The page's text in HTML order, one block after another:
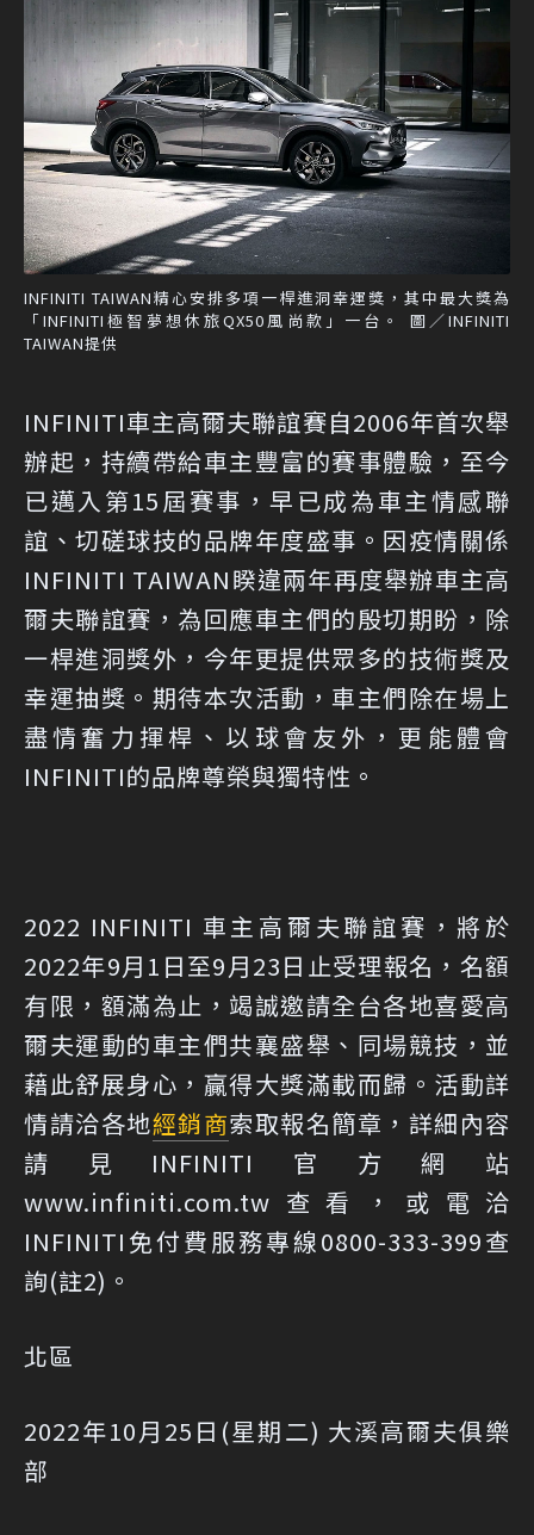
INFINITI TAIWAN精心安排多項一桿進洞幸運獎，其中最大獎為
「INFINITI極智夢想休旅QX50風尚款」一台。 圖／INFINITI
TAIWAN提供
INFINITI車主高爾夫聯誼賽自2006年首次舉
辦起，持續帶給車主豐富的賽事體驗，至今
已邁入第15屆賽事，早已成為車主情感聯
誼、切磋球技的品牌年度盛事。因疫情關係
INFINITI TAIWAN睽違兩年再度舉辦車主高
爾夫聯誼賽，為回應車主們的殷切期盼，除
一桿進洞獎外，今年更提供眾多的技術獎及
幸運抽獎。期待本次活動，車主們除在場上
盡情奮力揮桿、以球會友外，更能體會
INFINITI的品牌尊榮與獨特性。
2022 INFINITI 車主高爾夫聯誼賽，將於
2022年9月1日至9月23日止受理報名，名額
有限，額滿為止，竭誠邀請全台各地喜愛高
爾夫運動的車主們共襄盛舉、同場競技，並
藉此舒展身心，贏得大獎滿載而歸。活動詳
情請洽各地經銷商索取報名簡章，詳細內容
請見INFINITI官方網站
www.infiniti.com.tw查看，或電洽
INFINITI免付費服務專線0800-333-399查
詢(註2)。
北區
2022年10月25日(星期二) 大溪高爾夫俱樂
部